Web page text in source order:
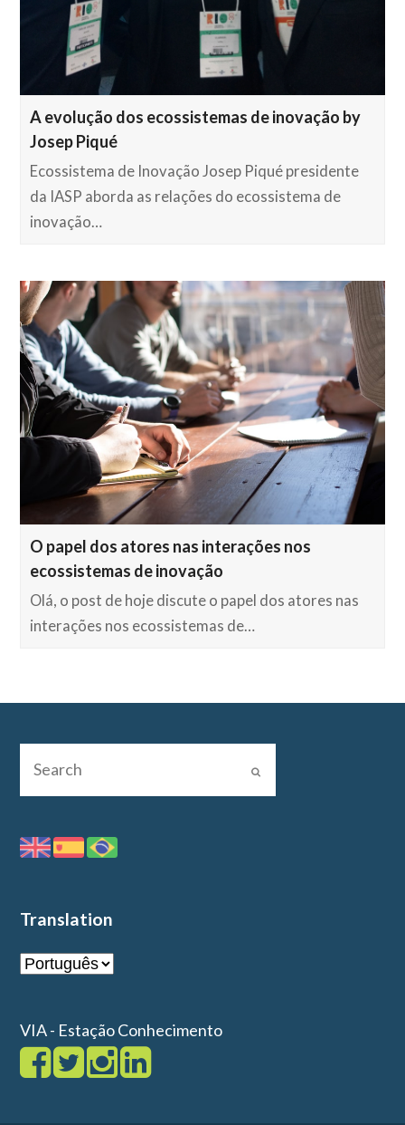
A evolução dos ecossistemas de inovação by
Josep Piqué
Ecossistema de Inovação Josep Piqué presidente
da IASP aborda as relações do ecossistema de
inovação…
O papel dos atores nas interações nos
ecossistemas de inovação
Olá, o post de hoje discute o papel dos atores nas
interações nos ecossistemas de…
Translation
VIA - Estação Conhecimento